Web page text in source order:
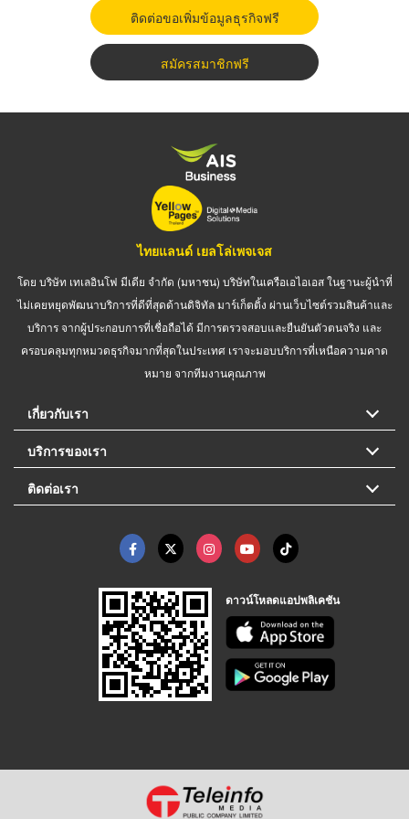
ติดต่อขอเพิ่มข้อมูลธุรกิจฟรี
สมัครสมาชิกฟรี
ไทยแลนด์ เยลโล่เพจเจส
โดย บริษัท เทเลอินโฟ มีเดีย จำกัด (มหาชน) บริษัทในเครือเอไอเอส ในฐานะผู้นำที่
ไม่เคยหยุดพัฒนาบริการที่ดีที่สุดด้านดิจิทัล มาร์เก็ตติ้ง ผ่านเว็บไซต์รวมสินค้าและ
บริการ จากผู้ประกอบการที่เชื่อถือได้ มีการตรวจสอบและยืนยันตัวตนจริง และ
ครอบคลุมทุกหมวดธุรกิจมากที่สุดในประเทศ เราจะมอบบริการที่เหนือความคาด
หมาย จากทีมงานคุณภาพ
เกี่ยวกับเรา
บริการของเรา
ติดต่อเรา
ดาวน์โหลดแอปพลิเคชัน